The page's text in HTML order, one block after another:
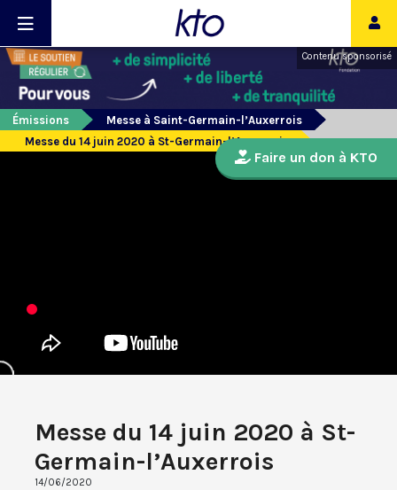
Contenu sponsorisé
Émissions
Messe à Saint-Germain-l’Auxerrois
Messe du 14 juin 2020 à St-Germain-l’Auxerrois
Messe du 14 juin 2020 à St-
Germain-l’Auxerrois
14/06/2020
Faire un don à KTO